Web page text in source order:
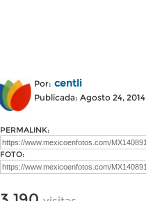
Por: centli
Publicada: Agosto 24, 2014
PERMALINK:
FOTO: